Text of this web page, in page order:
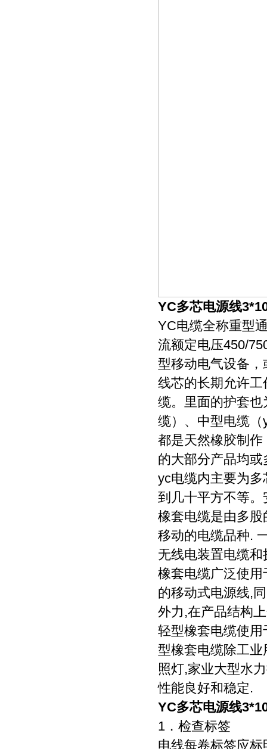
YC多芯电源线
YC电缆全称重型
流额定电压450/
型移动电气设备
线芯的长期允许
缆。里面的护套
缆）、中型电缆
都是天然橡胶制
的大部分产品均
yc电缆内主要为
到几十平方不等
橡套电缆是由多
移动的电缆品种.
无线电装置电缆
橡套电缆广泛使
的移动式电源线,
外力,在产品结构
轻型橡套电缆使
型橡套电缆除工
照灯,家业大型水
性能良好和稳定.
YC多芯电源线
1．检查标签
电线每卷标签应